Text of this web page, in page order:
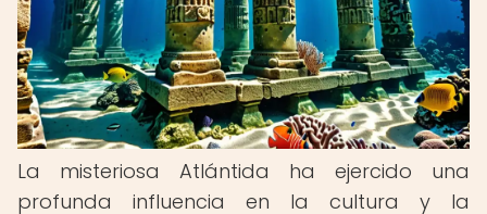
La misteriosa Atlántida ha ejercido una
profunda influencia en la cultura y la